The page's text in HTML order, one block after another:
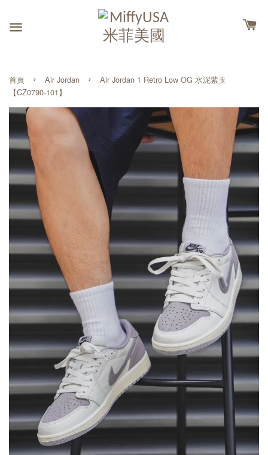
首頁 › Air Jordan ›
Air Jordan 1 Retro Low OG 水泥紫玉
【CZ0790-101】